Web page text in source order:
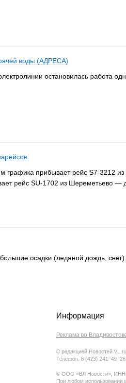
воды (АДРЕСА)
остановилась работа
графика прибывает рейс S7-3212
рейс SU-1702 из Шереметьево —
осадки (ледяной дождь,
Информация
Реклама во
С редакцией Новостей
Телефон: 8 (423)
© ООО «ВЛ Новости», ИНН
При любом использовании